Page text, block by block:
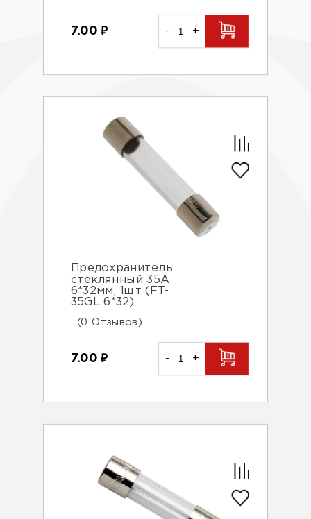
7.00₽ - +
Предохранитель
стеклянный 35А
6*32мм, 1шт (FT-
35GL 6*32)
(0 Отзывов)
7.00₽ - +